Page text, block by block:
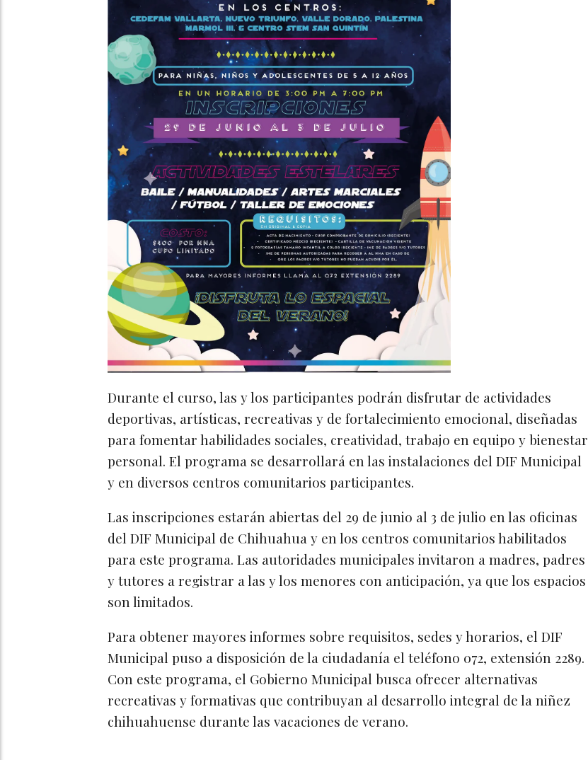
Durante el curso, las y los participantes podrán disfrutar de actividades
deportivas, artísticas, recreativas y de fortalecimiento emocional, diseñadas
para fomentar habilidades sociales, creatividad, trabajo en equipo y bienestar
personal. El programa se desarrollará en las instalaciones del DIF Municipal
y en diversos centros comunitarios participantes.
Las inscripciones estarán abiertas del 29 de junio al 3 de julio en las oficinas
del DIF Municipal de Chihuahua y en los centros comunitarios habilitados
para este programa. Las autoridades municipales invitaron a madres, padres
y tutores a registrar a las y los menores con anticipación, ya que los espacios
son limitados.
Para obtener mayores informes sobre requisitos, sedes y horarios, el DIF
Municipal puso a disposición de la ciudadanía el teléfono 072, extensión 2289.
Con este programa, el Gobierno Municipal busca ofrecer alternativas
recreativas y formativas que contribuyan al desarrollo integral de la niñez
chihuahuense durante las vacaciones de verano.